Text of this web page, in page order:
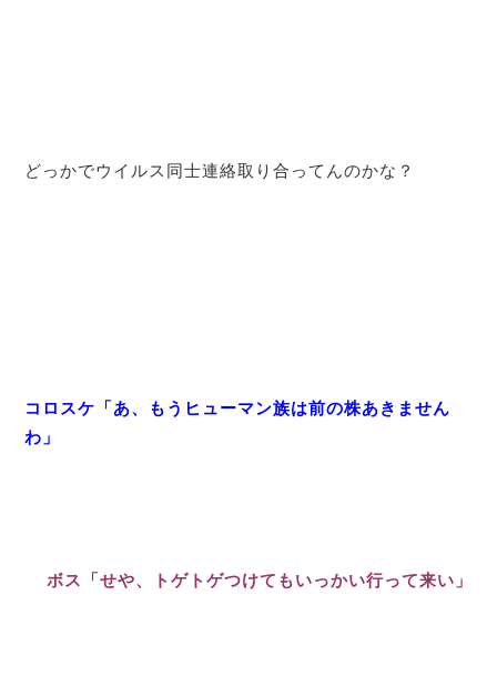
どっかでウイルス同士連絡取り合ってんのかな？
コロスケ「あ、もうヒューマン族は前の株あきません
わ」
ボス「せや、トゲトゲつけてもいっかい行って来い」